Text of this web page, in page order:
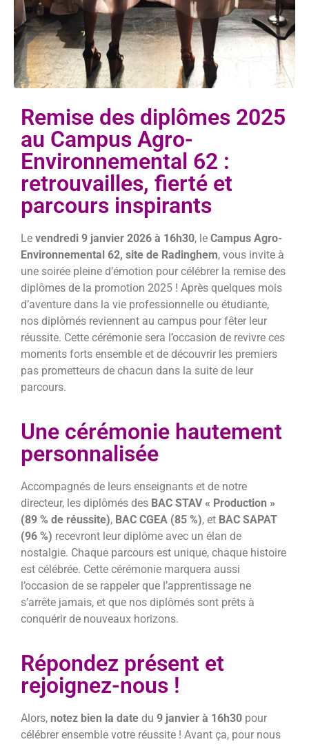
Remise des diplômes 2025
au Campus Agro-
Environnemental 62 :
retrouvailles, fierté et
parcours inspirants
Le vendredi 9 janvier 2026 à 16h30, le Campus Agro-
Environnemental 62, site de Radinghem, vous invite à
une soirée pleine d’émotion pour célébrer la remise des
diplômes de la promotion 2025 ! Après quelques mois
d’aventure dans la vie professionnelle ou étudiante,
nos diplômés reviennent au campus pour fêter leur
réussite. Cette cérémonie sera l’occasion de revivre ces
moments forts ensemble et de découvrir les premiers
pas prometteurs de chacun dans la suite de leur
parcours.
Une cérémonie hautement
personnalisée
Accompagnés de leurs enseignants et de notre
directeur, les diplômés des BAC STAV « Production »
(89 % de réussite), BAC CGEA (85 %), et BAC SAPAT
(96 %) recevront leur diplôme avec un élan de
nostalgie. Chaque parcours est unique, chaque histoire
est célébrée. Cette cérémonie marquera aussi
l’occasion de se rappeler que l’apprentissage ne
s’arrête jamais, et que nos diplômés sont prêts à
conquérir de nouveaux horizons.
Répondez présent et
rejoignez-nous !
Alors, notez bien la date du 9 janvier à 16h30 pour
célébrer ensemble votre réussite ! Avant ça, pour nous